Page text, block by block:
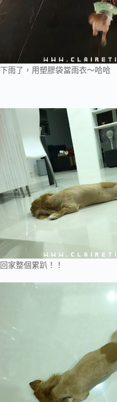
下雨了，用塑膠袋當雨衣～哈哈
回家整個累趴！！